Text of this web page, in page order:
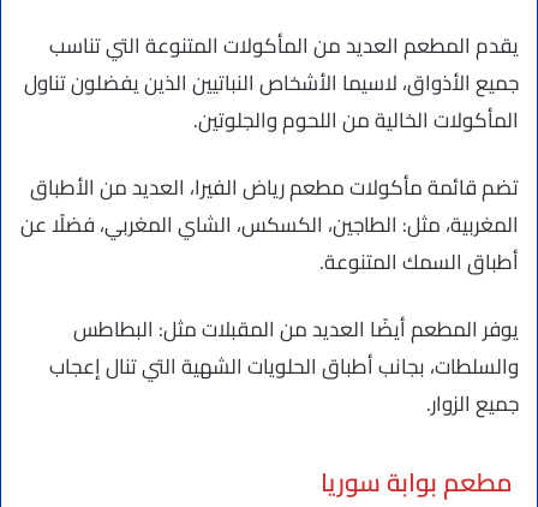
يقدم المطعم العديد من المأكولات المتنوعة التي تناسب
جميع الأذواق، لاسيما الأشخاص النباتيين الذين يفضلون تناول
المأكولات الخالية من اللحوم والجلوتين.
تضم قائمة مأكولات مطعم رياض الفيرا، العديد من الأطباق
المغربية، مثل: الطاجين، الكسكس، الشاي المغربي، فضلًا عن
أطباق السمك المتنوعة.
يوفر المطعم أيضًا العديد من المقبلات مثل: البطاطس
والسلطات، بجانب أطباق الحلويات الشهية التي تنال إعجاب
جميع الزوار.
مطعم بوابة سوريا